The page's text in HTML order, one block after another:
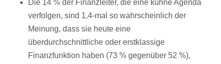
Die 14 % der Finanzleiter, die eine kühne Agenda
verfolgen, sind 1,4-mal so wahrscheinlich der
Meinung, dass sie heute eine
überdurchschnittliche oder erstklassige
Finanzfunktion haben (73 % gegenüber 52 %),